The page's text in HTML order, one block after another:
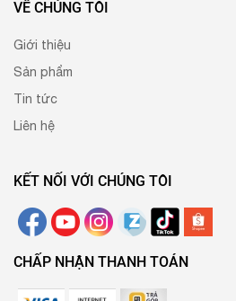
VỀ CHÚNG TÔI
Giới thiệu
Sản phẩm
Tin tức
Liên hệ
KẾT NỐI VỚI CHÚNG TÔI
CHẤP NHẬN THANH TOÁN